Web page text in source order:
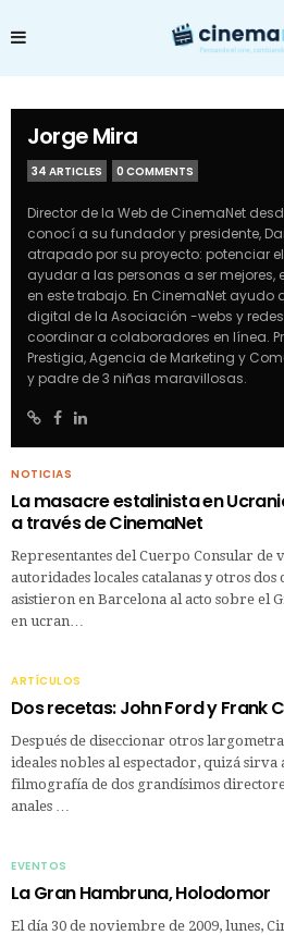
Jorge Mira
34 ARTICLES 0 COMMENTS
Director de la Web de CinemaNet
conocí a su fundador y presidente,
atrapado por su proyecto: potenciar
ayudar a las personas a ser mejores,
en este trabajo. En CinemaNet ayudo
digital de la Asociación -webs y
coordinar a colaboradores en línea.
Prestigia, Agencia de Marketing y
y padre de 3 niñas maravillosas.
NOTICIAS
La masacre estalinista en
a través de CinemaNet
Representantes del Cuerpo Consular de
autoridades locales catalanas y otros dos
asistieron en Barcelona al acto sobre
en ucran…
ARTÍCULOS
Dos recetas: John Ford y Frank
Después de diseccionar otros
ideales nobles al espectador, quizá sirva
filmografía de dos grandísimos
anales …
EVENTOS
La Gran Hambruna, Holodomor
El día 30 de noviembre de 2009, lunes,